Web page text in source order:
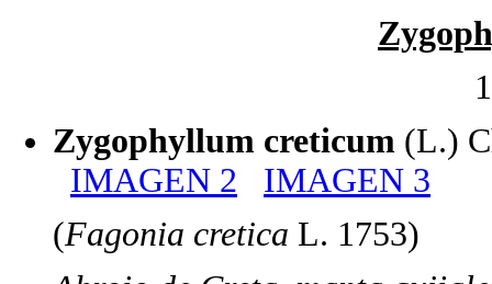
Zygophyllum creticum (L.)
IMAGEN 2
IMAGEN 3
(Fagonia cretica L. 1753)